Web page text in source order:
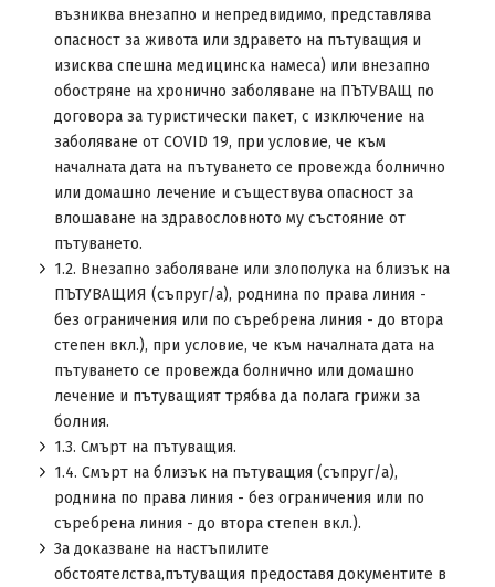
възниква внезапно и непредвидимо, представлява
опасност за живота или здравето на пътуващия и
изисква спешна медицинска намеса) или внезапно
обостряне на хронично заболяване на ПЪТУВАЩ по
договора за туристически пакет, с изключение на
заболяване от COVID 19, при условие, че към
началната дата на пътуването се провежда болнично
или домашно лечение и съществува опасност за
влошаване на здравословното му състояние от
пътуването.
1.2. Внезапно заболяване или злополука на близък на
ПЪТУВАЩИЯ (съпруг/а), роднина по права линия -
без ограничения или по съребрена линия - до втора
степен вкл.), при условие, че към началната дата на
пътуването се провежда болнично или домашно
лечение и пътуващият трябва да полага грижи за
болния.
1.3. Смърт на пътуващия.
1.4. Смърт на близък на пътуващия (съпруг/а),
роднина по права линия - без ограничения или по
съребрена линия - до втора степен вкл.).
За доказване на настъпилите
обстоятелства,пътуващия предоставя документите в